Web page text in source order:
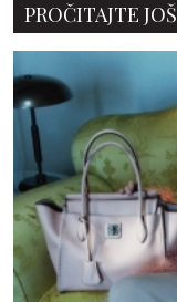
PROČITAJTE JOŠ